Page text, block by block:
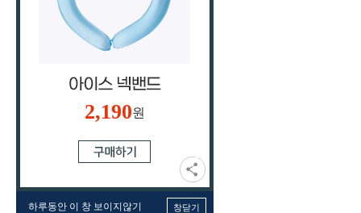
2,190원
하루동안 이 창 보이지않기 창닫기